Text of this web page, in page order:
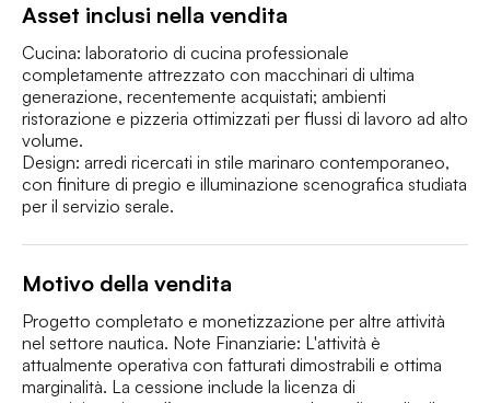
Asset inclusi nella vendita
Cucina: laboratorio di cucina professionale
completamente attrezzato con macchinari di ultima
generazione, recentemente acquistati; ambienti
ristorazione e pizzeria ottimizzati per flussi di lavoro ad alto
volume.
Design: arredi ricercati in stile marinaro contemporaneo,
con finiture di pregio e illuminazione scenografica studiata
per il servizio serale.
Motivo della vendita
Progetto completato e monetizzazione per altre attività
nel settore nautica. Note Finanziarie: L'attività è
attualmente operativa con fatturati dimostrabili e ottima
marginalità. La cessione include la licenza di